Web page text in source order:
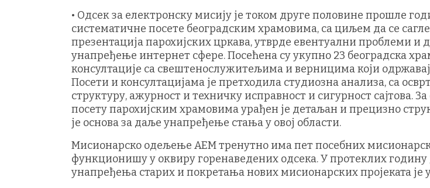
• Одсек за електронску мисију је током друге половине прошле
систематичне посете београдским храмовима, са циљем да се
презентација парохијских цркава, утврде евентуални проблеми
унапређење интернет сфере. Посећена су укупно 23 београдска
консултације са свештенослужитељима и верницима који
Посети и консултацијама је претходила студиозна анализа, са
структуру, ажурност и техничку исправност и сигурност сајтова.
посету парохијским храмовима урађен је детаљан и прецизно
је основа за даље унапређење стања у овој области.
Мисионарско одељење АЕМ тренутно има пет посебних
функционишу у оквиру горенаведених одсека. У протеклих
унапређења старих и покретања нових мисионарских пројеката је